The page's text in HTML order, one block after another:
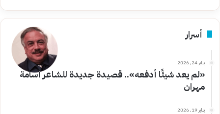
أسرار
يناير 24, 2026
«لم يعد شيئًا أدفعه».. قصيدة جديدة للشاعر أسامة
مهران
يناير 19, 2026